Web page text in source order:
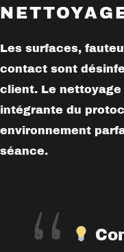
Les surfaces,
contact sont
client. Le
intégrante du
environnement
séance.